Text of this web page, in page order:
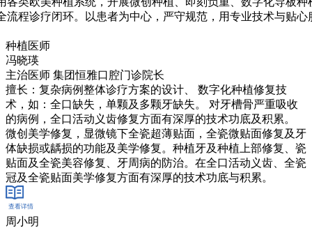
流程诊疗闭环。以患者为中心，严守规范，用专业技术与贴心
种植医师
冯晓瑛
主治医师 集团恒雅口腔门诊院长
擅长：复杂病例整体诊疗方案的设计、 数字化种植修复技
术，如：全口缺失，单颗及多颗牙缺失。 对牙槽骨严重吸收
的病例，全口活动义齿修复方面有深厚的技术功底及积累。
微创美学修复，显微镜下全瓷超薄贴面，全瓷微贴面修复及牙
体缺损或龋损的功能及美学修复。种植牙及种植上部修复、瓷
贴面及全瓷美容修复、牙周病的防治。在全口活动义齿、全瓷
冠及全瓷贴面美学修复方面有深厚的技术功底与积累。
查看详情
周小明